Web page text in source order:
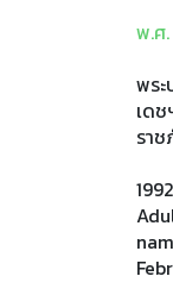
พ.ศ.
พร
เด
รา